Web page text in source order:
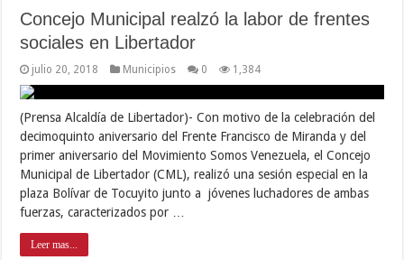
Concejo Municipal realzó la labor de frentes
sociales en Libertador
julio 20, 2018 Municipios 0 1,384
(Prensa Alcaldía de Libertador)- Con motivo de la celebración del
decimoquinto aniversario del Frente Francisco de Miranda y del
primer aniversario del Movimiento Somos Venezuela, el Concejo
Municipal de Libertador (CML), realizó una sesión especial en la
plaza Bolívar de Tocuyito junto a jóvenes luchadores de ambas
fuerzas, caracterizados por …
Leer mas...